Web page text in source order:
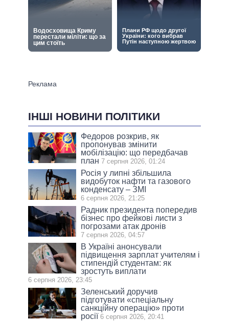
ІНШІ НОВИНИ ПОЛІТИКИ
Федоров розкрив, як
пропонував змінити
мобілізацію: що передбачав
план 7 серпня 2026, 01:24
Росія у липні збільшила
видобуток нафти та газового
конденсату – ЗМІ
6 серпня 2026, 21:25
Радник президента попередив
бізнес про фейкові листи з
погрозами атак дронів
7 серпня 2026, 04:57
В Україні анонсували
підвищення зарплат учителям і
стипендій студентам: як
зростуть виплати
6 серпня 2026, 23:45
Зеленський доручив
підготувати «спеціальну
санкційну операцію» проти
росії 6 серпня 2026, 20:41